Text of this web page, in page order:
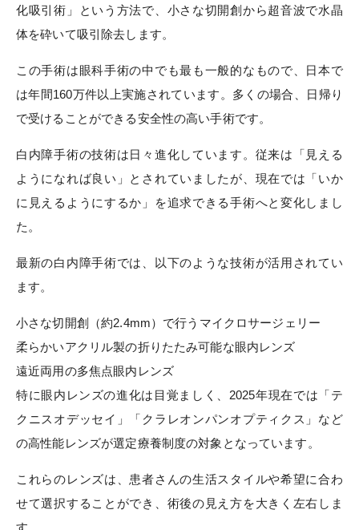
化吸引術」という方法で、小さな切開創から超音波で水晶
体を砕いて吸引除去します。
この手術は眼科手術の中でも最も一般的なもので、日本で
は年間160万件以上実施されています。多くの場合、日帰り
で受けることができる安全性の高い手術です。
白内障手術の技術は日々進化しています。従来は「見える
ようになれば良い」とされていましたが、現在では「いか
に見えるようにするか」を追求できる手術へと変化しまし
た。
最新の白内障手術では、以下のような技術が活用されてい
ます。
小さな切開創（約2.4mm）で行うマイクロサージェリー
柔らかいアクリル製の折りたたみ可能な眼内レンズ
遠近両用の多焦点眼内レンズ
特に眼内レンズの進化は目覚ましく、2025年現在では「テ
クニスオデッセイ」「クラレオンパンオプティクス」など
の高性能レンズが選定療養制度の対象となっています。
これらのレンズは、患者さんの生活スタイルや希望に合わ
せて選択することができ、術後の見え方を大きく左右しま
す。